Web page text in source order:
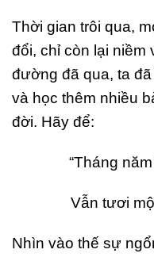
Thời gian trôi qua,
đổi, chỉ còn lại niềm
đường đã qua, ta
và học thêm nhiều
đời. Hãy để:
“Tháng
Vẫn tươi
Nhìn vào thế sự